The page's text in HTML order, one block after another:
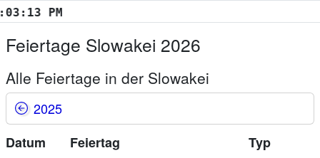
PM
Feiertage Slowakei 2026
Alle Feiertage in der Slowakei
2025
Datum
Feiertag
Typ